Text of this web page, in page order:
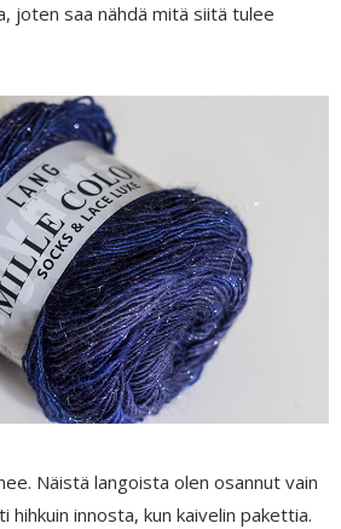
joten saa nähdä mitä siitä tulee
Näistä langoista olen osannut vain
hihkuin innosta, kun kaivelin pakettia.